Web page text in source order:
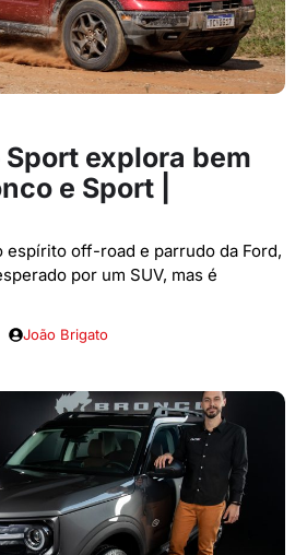
Sport explora bem
e Sport |
espírito off-road e parrudo da Ford,
por um SUV, mas é
João Brigato